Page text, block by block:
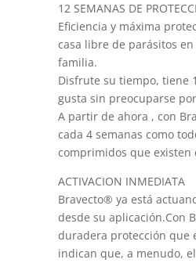
12 SEMANAS DE
Eficiencia y máxima
casa libre de parásitos
familia.
Disfrute su tiempo, tiene
gusta sin preocuparse
A partir de ahora , con
cada 4 semanas como
comprimidos que existen
ACTIVACION INMEDIATA
Bravecto® ya está
desde su aplicación.Con
duradera protección que
indican que, a menudo,